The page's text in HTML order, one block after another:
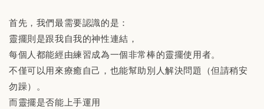
首先，我們最需要認識的是：
靈擺則是跟我自我的神性連結，
每個人都能經由練習成為一個非常棒的靈擺使用者。
不僅可以用來療癒自己，也能幫助別人解決問題（但請稍安
勿躁）。
而靈擺是否能上手運用